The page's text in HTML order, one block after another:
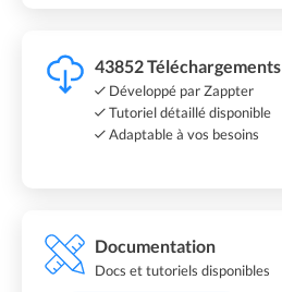
43852 Téléchargements
Développé par Zappter
Tutoriel détaillé disponible
Adaptable à vos besoins
Documentation
Docs et tutoriels disponibles